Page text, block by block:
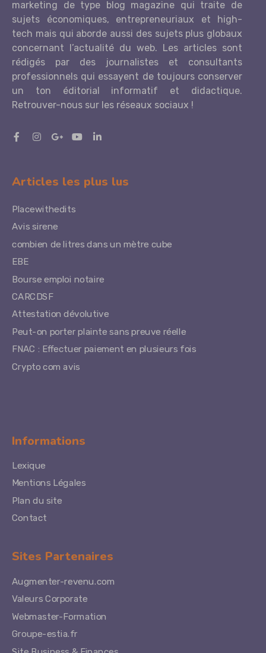
marketing de type blog magazine qui traite de
sujets économiques, entrepreneuriaux et high-
tech mais qui aborde aussi des sujets plus globaux
concernant l’actualité du web. Les articles sont
rédigés par des journalistes et consultants
professionnels qui essayent de toujours conserver
un ton éditorial informatif et didactique.
Retrouver-nous sur les réseaux sociaux !
Articles les plus lus
Placewithedits
Avis sirene
combien de litres dans un mètre cube
EBE
Bourse emploi notaire
CARCDSF
Attestation dévolutive
Peut-on porter plainte sans preuve réelle
FNAC : Effectuer paiement en plusieurs fois
Crypto com avis
Informations
Lexique
Mentions Légales
Plan du site
Contact
Sites Partenaires
Augmenter-revenu.com
Valeurs Corporate
Webmaster-Formation
Groupe-estia.fr